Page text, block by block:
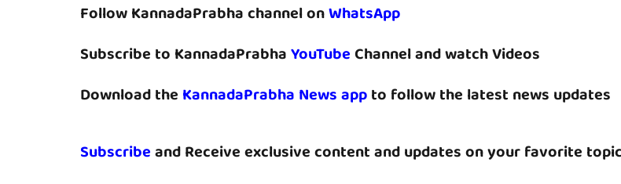
Follow KannadaPrabha channel onWhatsApp
Subscribe to KannadaPrabhaYouTubeChannel and watch Videos
Download the KannadaPrabha News appto follow the latest news updates
Subscribeand Receive exclusive content and updates on your favorite